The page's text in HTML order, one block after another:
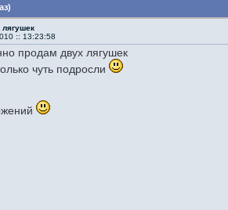
:: 13:23:58
продам двух лягушек
чуть подросли